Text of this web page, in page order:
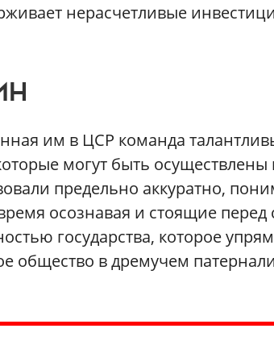
нерасчетливые
им в ЦСР команда
могут быть осуществлены
предельно аккуратно,
осознавая и стоящие перед
государства, которое
общество в дремучем